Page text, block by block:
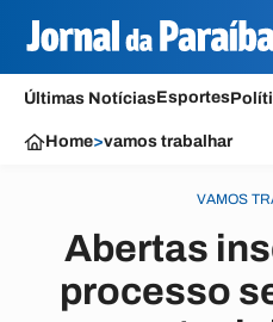
Últimas NotíciasEsportes
Home>vamos trabalhar
VAMOS
Abertas
processo